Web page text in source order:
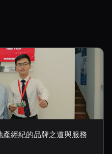
經紀的品牌之道與服務